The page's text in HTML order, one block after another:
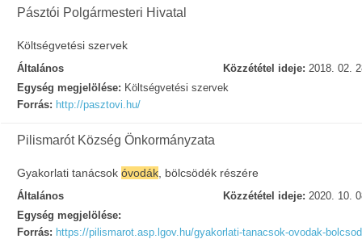
Pásztói Polgármesteri Hivatal
Költségvetési szervek
Általános Közzététel ideje: 2018. 02.
Egység megjelölése: Költségvetési szervek
Forrás: http://pasztovi.hu/
Pilismarót Község Önkormányzata
Gyakorlati tanácsok óvodák , bölcsödék részére
Általános Közzététel ideje: 2020. 10.
Egység megjelölése:
Forrás: https://pilismarot.asp.lgov.hu/gyakorlati-tanacsok-ovodak-